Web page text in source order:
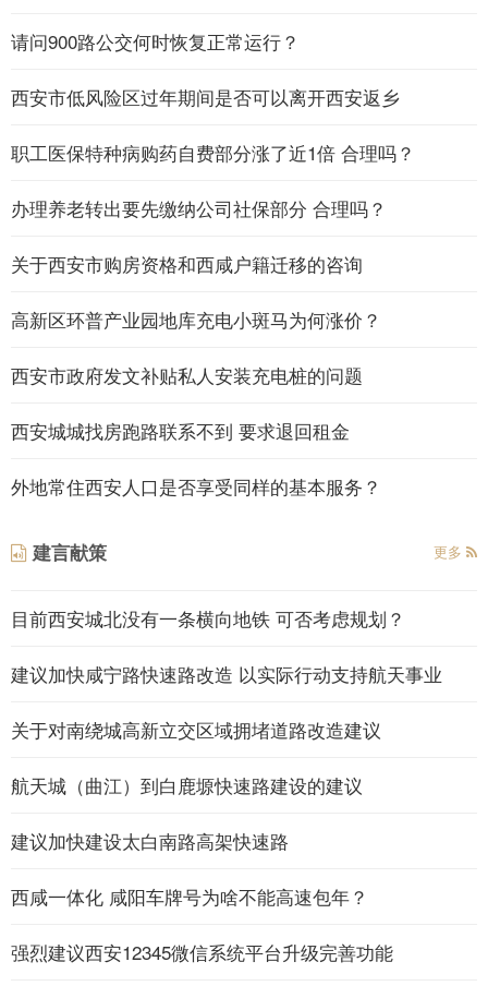
请问900路公交何时恢复正常运行？
西安市低风险区过年期间是否可以离开西安返乡
职工医保特种病购药自费部分涨了近1倍 合理吗？
办理养老转出要先缴纳公司社保部分 合理吗？
关于西安市购房资格和西咸户籍迁移的咨询
高新区环普产业园地库充电小斑马为何涨价？
西安市政府发文补贴私人安装充电桩的问题
西安城城找房跑路联系不到 要求退回租金
外地常住西安人口是否享受同样的基本服务？
建言献策 更多
目前西安城北没有一条横向地铁 可否考虑规划？
建议加快咸宁路快速路改造 以实际行动支持航天事业
关于对南绕城高新立交区域拥堵道路改造建议
航天城（曲江）到白鹿塬快速路建设的建议
建议加快建设太白南路高架快速路
西咸一体化 咸阳车牌号为啥不能高速包年？
强烈建议西安12345微信系统平台升级完善功能